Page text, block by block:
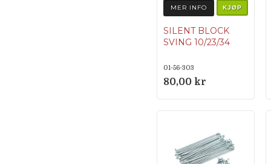
MER INFO KJØP
SILENT BLOCK
SVING 10/23/34
01-56-303
80,00 kr